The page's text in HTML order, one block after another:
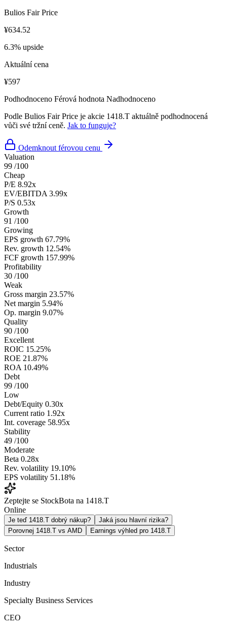
Bulios Fair Price
¥634.52
6.3% upside
Aktuální cena
¥597
Podhodnoceno Férová hodnota Nadhodnoceno
Podle Bulios Fair Price je akcie 1418.T aktuálně podhodnocená
vůči své tržní ceně. Jak to funguje?
Odemknout férovou cenu
Valuation
99 /100
Cheap
P/E 8.92x
EV/EBITDA 3.99x
P/S 0.53x
Growth
91 /100
Growing
EPS growth 67.79%
Rev. growth 12.54%
FCF growth 157.99%
Profitability
30 /100
Weak
Gross margin 23.57%
Net margin 5.94%
Op. margin 9.07%
Quality
90 /100
Excellent
ROIC 15.25%
ROE 21.87%
ROA 10.49%
Debt
99 /100
Low
Debt/Equity 0.30x
Current ratio 1.92x
Int. coverage 58.95x
Stability
49 /100
Moderate
Beta 0.28x
Rev. volatility 19.10%
EPS volatility 51.18%
Zeptejte se StockBota na 1418.T
Online
Je teď 1418.T dobrý nákup?
Jaká jsou hlavní rizika?
Porovnej 1418.T vs AMD
Earnings výhled pro 1418.T
Sector
Industrials
Industry
Specialty Business Services
CEO